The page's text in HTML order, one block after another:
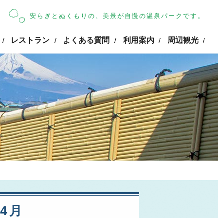
安らぎとぬくもりの、美景が自慢の温泉パークです。
/ レストラン / よくある質問 / 利用案内 / 周辺観光 /
月